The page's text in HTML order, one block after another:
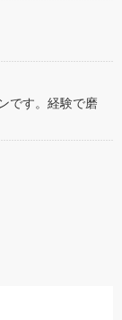
です。経験で磨